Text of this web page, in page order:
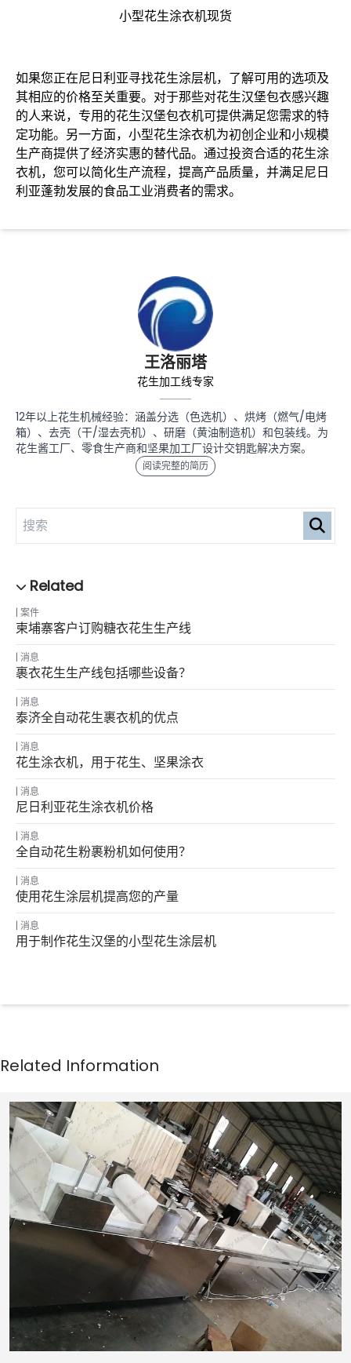
王洛丽塔
花生加工线专家
12年以上花生机械经验：涵盖分选（色选机）、烘烤（燃气/电烤
箱）、去壳（干/湿去壳机）、研磨（黄油制造机）和包装线。为
花生酱工厂、零食生产商和坚果加工厂设计交钥匙解决方案。
阅读完整的简历
案件
柬埔寨客户订购糖衣花生生产线
消息
裹衣花生生产线包括哪些设备？
消息
泰济全自动花生裹衣机的优点
消息
花生涂衣机，用于花生、坚果涂衣
消息
尼日利亚花生涂衣机价格
消息
全自动花生粉裹粉机如何使用？
消息
使用花生涂层机提高您的产量
消息
用于制作花生汉堡的小型花生涂层机
小型花生涂衣机现货
如果您正在尼日利亚寻找花生涂层机，了解可用的选项及
其相应的价格至关重要。对于那些对花生汉堡包衣感兴趣
的人来说，专用的花生汉堡包衣机可提供满足您需求的特
定功能。另一方面，小型花生涂衣机为初创企业和小规模
生产商提供了经济实惠的替代品。通过投资合适的花生涂
衣机，您可以简化生产流程，提高产品质量，并满足尼日
利亚蓬勃发展的食品工业消费者的需求。